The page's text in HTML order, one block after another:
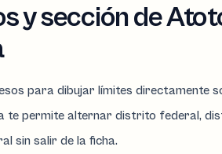
y sección de
para dibujar límites directamente
te permite alternar distrito federal,
sin salir de la ficha.